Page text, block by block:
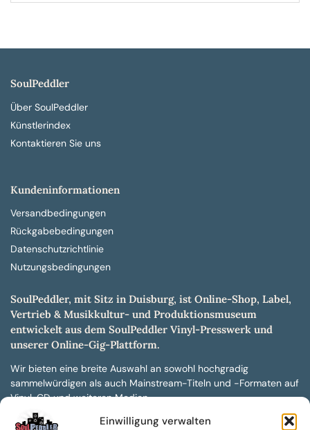
Einwilligung verwalten
SoulPeddler
Über SoulPeddler
Künstlerindex
Kontaktieren Sie uns
Kundeninformationen
Versandbedingungen
Rückgabebedingungen
Datenschutzrichtlinie
Nutzungsbedingungen
SoulPeddler, mit Sitz in Duisburg, ist Online-Shop, Label,
Vertrieb & Musikkultur- und Produktionsmuseum
entwickelt aus dem SoulPeddler Vinyl-Presswerk und
unserer Online-Gig-Plattform.
Wir bieten eine breite Auswahl an sowohl hochgradig
sammelwürdigen als auch Mainstream-Titeln und -Formaten auf
Vinyl, CD und weiteren Medien.
Sowohl neue als auch gebrauchte, nach Zustand bewertete